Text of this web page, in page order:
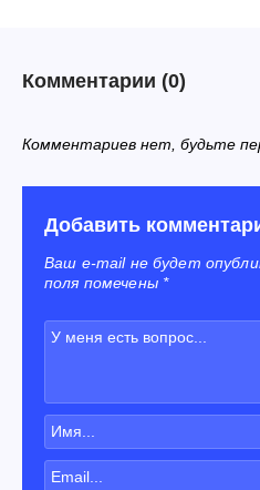
Комментарии (0)
Комментариев нет, будьте
Добавить
Ваш e-mail не будет
поля помечены *